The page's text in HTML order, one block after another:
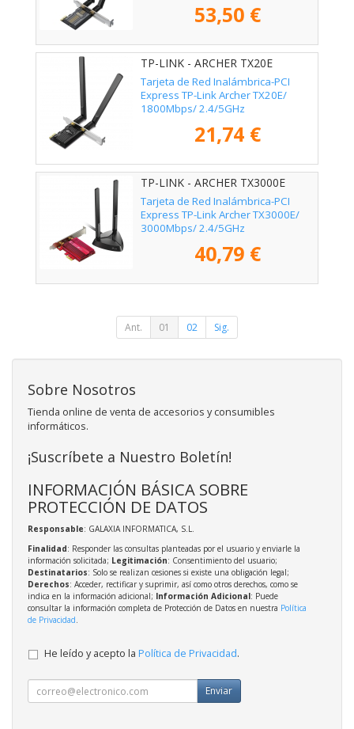
53,50 €
TP-LINK - ARCHER TX20E
Tarjeta de Red Inalámbrica-PCI
Express TP-Link Archer TX20E/
1800Mbps/ 2.4/5GHz
21,74 €
TP-LINK - ARCHER TX3000E
Tarjeta de Red Inalámbrica-PCI
Express TP-Link Archer TX3000E/
3000Mbps/ 2.4/5GHz
40,79 €
Ant. 01 02 Sig.
Sobre Nosotros
Tienda online de venta de accesorios y consumibles
informáticos.
¡Suscríbete a Nuestro Boletín!
INFORMACIÓN BÁSICA SOBRE
PROTECCIÓN DE DATOS
Responsable: GALAXIA INFORMATICA, S.L.
Finalidad: Responder las consultas planteadas por el usuario y enviarle la
información solicitada; Legitimación: Consentimiento del usuario;
Destinatarios: Solo se realizan cesiones si existe una obligación legal;
Derechos: Acceder, rectificar y suprimir, así como otros derechos, como se
indica en la información adicional; Información Adicional: Puede
consultar la información completa de Protección de Datos en nuestra Política
de Privacidad.
He leído y acepto la Política de Privacidad.
Enviar